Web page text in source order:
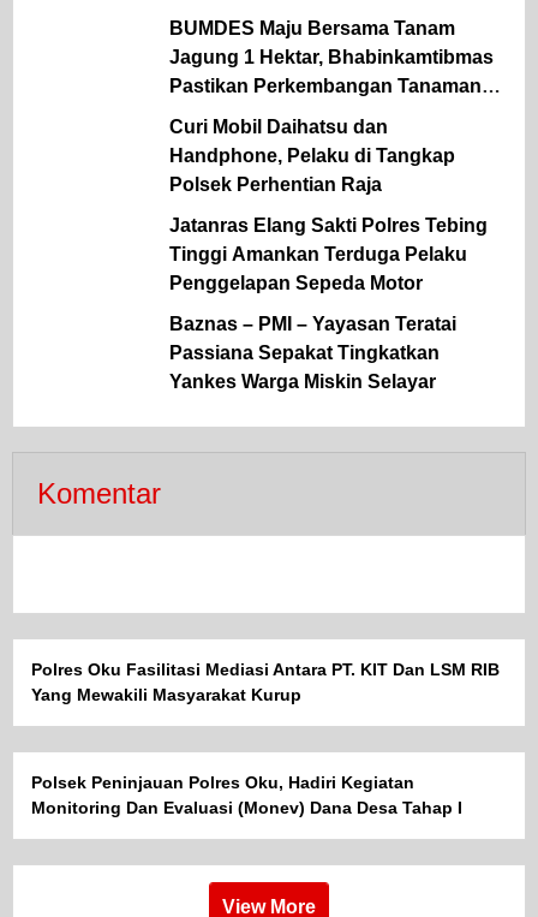
BUMDES Maju Bersama Tanam
Jagung 1 Hektar, Bhabinkamtibmas
Pastikan Perkembangan Tanaman
Baik
Curi Mobil Daihatsu dan
Handphone, Pelaku di Tangkap
Polsek Perhentian Raja
Jatanras Elang Sakti Polres Tebing
Tinggi Amankan Terduga Pelaku
Penggelapan Sepeda Motor
Baznas – PMI – Yayasan Teratai
Passiana Sepakat Tingkatkan
Yankes Warga Miskin Selayar
Komentar
Polres Oku Fasilitasi Mediasi Antara PT. KIT Dan LSM RIB
Yang Mewakili Masyarakat Kurup
Polsek Peninjauan Polres Oku, Hadiri Kegiatan
Monitoring Dan Evaluasi (Monev) Dana Desa Tahap I
View More